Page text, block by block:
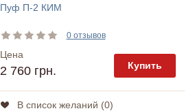
Пуф П-2 КИМ
0 отзывов
Цена
2 760 грн. Купить
В список желаний (0)